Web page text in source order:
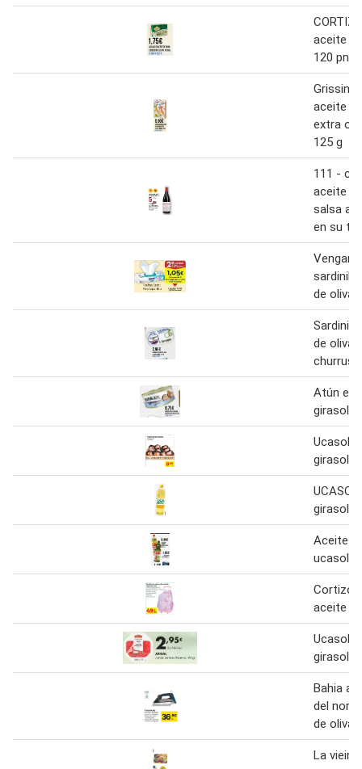
aceite
120 pn
Grissini
aceite
extra o
125 g
111 -
aceite
salsa
en su
de oliva
de oliva
Atún en
girasol
Ucasol -
girasol
girasol
Aceite
ucasol
Cortizo
aceite
Ucasol -
girasol
Bahia
del
de oliva
La vieira